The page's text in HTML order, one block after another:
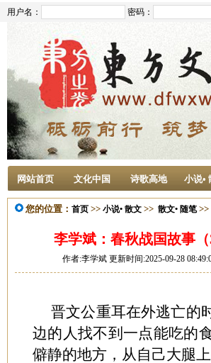
用户名： 密码：
网站首页 文化中国 诗歌高地 小说•
您的位置： 首页 >> 小说• 散文 >> 散文• 随笔>>
李学斌：春秋战国故事
作者:李学斌 更新时间:2025-09-28
晋文公重耳在外逃亡的
边的人找不到一点能吃的
僻静的地方，从自己大腿